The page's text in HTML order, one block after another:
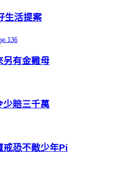
生活提案
有金雞母
賠三千萬
恐不敵少年Pi